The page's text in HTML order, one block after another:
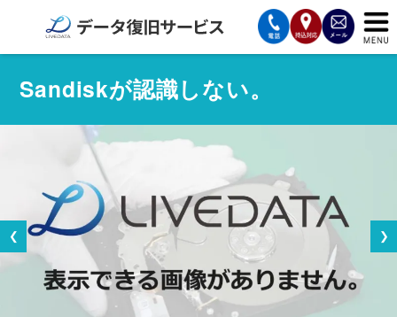
サービスの流れ
対応メディア
データ復旧事例
お客様の声
Sandiskが認識しない。
❮ ❯